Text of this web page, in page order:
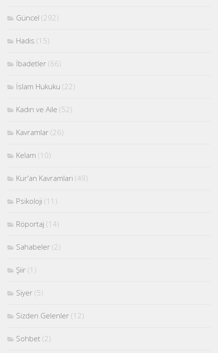
Güncel (292)
Hadis (15)
İbadetler (66)
İslam Hukuku (22)
Kadın ve Aile (52)
Kavramlar (26)
Kelam (10)
Kur'an Kavramları (49)
Psikoloji (11)
Röportaj (14)
Sahabeler (2)
Şiir (1)
Siyer (5)
Sizden Gelenler (12)
Sohbet (2)